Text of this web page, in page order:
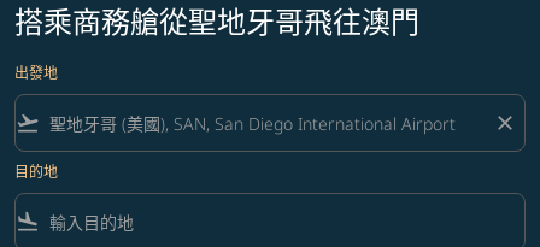
搭乘商務艙從聖地牙哥飛往澳門
出發地
flight_takeoff close
目的地
flight_land